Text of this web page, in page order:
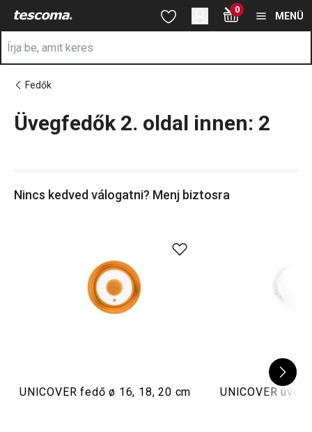
A Üvegfedők 2. oldal innen: 2 oldalon tartózkodik
Ugrás a fő tartalomhoz
Ugrás a kereséshez
Ugrás a navigációhoz 0
MENÜ
Fedők
Üvegfedők 2. oldal innen: 2
Nincs kedved válogatni? Menj biztosra
UNICOVER fedő ø 16, 18, 20 cm UNICOVER